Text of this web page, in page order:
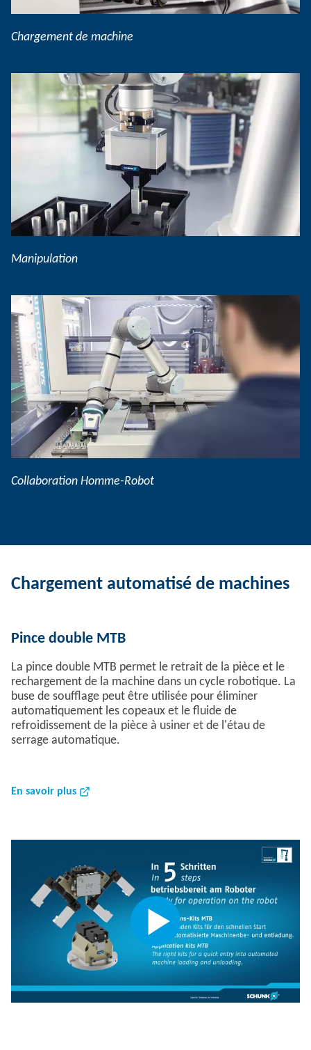
Chargement de machine
Manipulation
Collaboration Homme-Robot
Chargement automatisé de machines
Pince double MTB
La pince double MTB permet le retrait de la pièce et le
rechargement de la machine dans un cycle robotique. La
buse de soufflage peut être utilisée pour éliminer
automatiquement les copeaux et le fluide de
refroidissement de la pièce à usiner et de l'étau de
serrage automatique.
En savoir plus